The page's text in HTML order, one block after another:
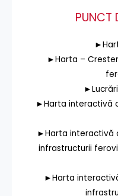
PUNCT
►Harta –
►Harta interactivă
►Harta interactivă
infrastructurii
►Harta